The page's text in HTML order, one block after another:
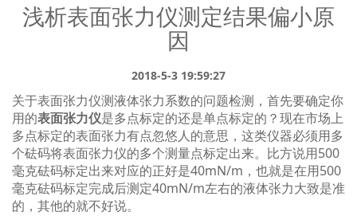
→ 基于双效果平行光源和平行光镜头的光学设计
→ 表面3D形貌测试技术：分析表面形貌与接触角关系
→ 优秀的影像系统CAST®3.0，高精度的ADSA®－RealDrop®测试算
→ 模块化设计理念：3D接触角测试型块，可升级的框架设计，界面流
了解详细>
浅析表面张力仪测定结果偏小原
因
2018-5-3 19:59:27
关于表面张力仪测液体张力系数的问题检测，首先要确定你
用的表面张力仪是多点标定的还是单点标定的？现在市场上
多点标定的表面张力有点忽悠人的意思，这类仪器必须用多
个砝码将表面张力仪的多个测量点标定出来。比方说用500
毫克砝码标定出来对应的正好是40mN/m，也就是在用500
毫克砝码标定完成后测定40mN/m左右的液体张力大致是准
的，其他的就不好说。